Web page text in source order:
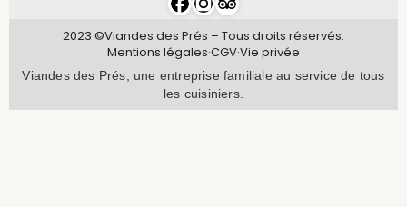
2023 ©Viandes des Prés – Tous droits réservés.
Mentions légales·CGV·Vie privée
Viandes des Prés, une entreprise familiale au service de tous
les cuisiniers.